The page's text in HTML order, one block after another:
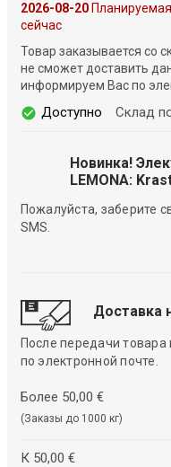
2026-08-20Планируемая
сейчас
Товар заказывается со
не сможет доставить
информируем Вас по
Доступно Склад
Новинка!
LEMONA:
Пожалуйста, заберите
SMS.
Доставка
После передачи
по электронной почте.
Более 50,00 €
(Заказы до 1000 кг)
К 50,00 €